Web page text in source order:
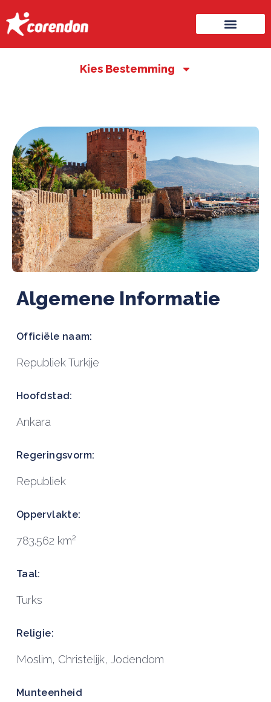
Kies Bestemming
Algemene Informatie
Officiële naam:
Republiek Turkije
Hoofdstad:
Ankara
Regeringsvorm:
Republiek
Oppervlakte:
783.562 km²
Taal:
Turks
Religie:
Moslim, Christelijk, Jodendom
Munteenheid